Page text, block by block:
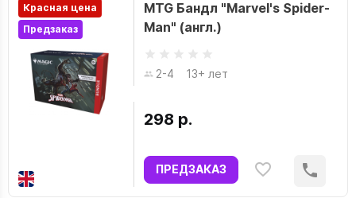
Красная цена
Предзаказ
MTG Бандл "Marvel's Spider-
Man" (англ.)
2-4 13+ лет
298 р.
ПРЕДЗАКАЗ